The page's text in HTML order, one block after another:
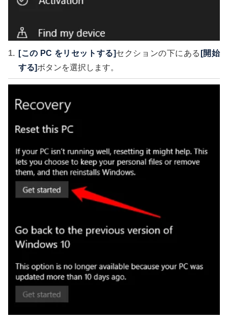
[この PC をリセットする]セクションの下にある [開始
する]ボタンを選択します。